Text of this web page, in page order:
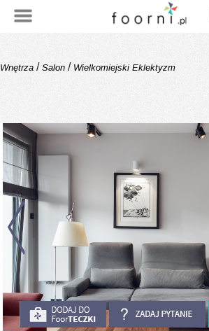
Wnętrza / Salon / Wielkomiejski Eklektyzm